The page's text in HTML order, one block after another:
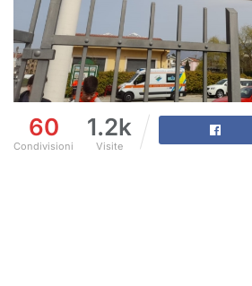
60
Condivisioni
1.2k
Visite